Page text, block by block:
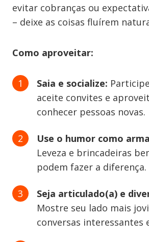
evitar cobranças ou
– deixe as coisas fluírem
Como aproveitar:
Saia e socialize:
aceite convites e
conhecer pessoas novas.
Use o humor como
Leveza e brincadeiras
podem fazer a diferença.
Seja articulado(a) e
Mostre seu lado mais
conversas interessantes